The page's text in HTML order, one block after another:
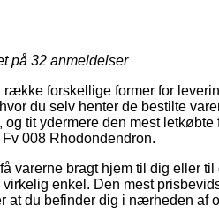
på 32 anmeldelser
forskellige former for
du selv henter de bestilte
tit ydermere den mest
008 Rhodondendron.
varerne bragt hjem til dig eller
enkel. Den mest
at du befinder dig i nærheden af